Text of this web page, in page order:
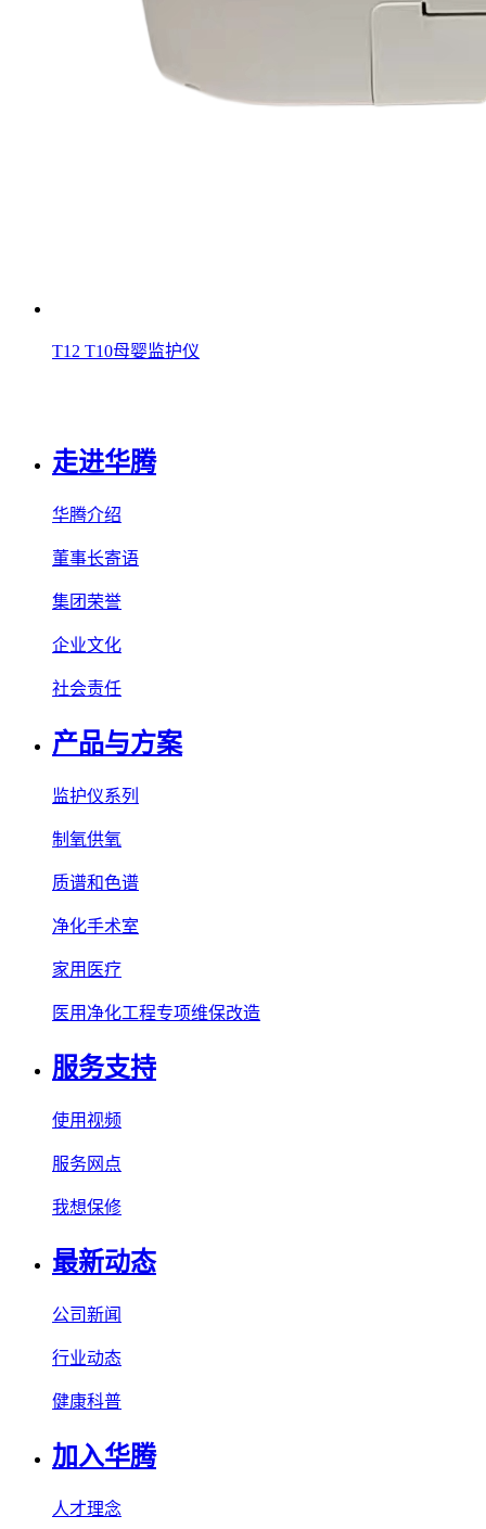
T12 T10母婴监护仪
走进华腾
华腾介绍
董事长寄语
集团荣誉
企业文化
社会责任
产品与方案
监护仪系列
制氧供氧
质谱和色谱
净化手术室
家用医疗
医用净化工程专项维保改造
服务支持
使用视频
服务网点
我想保修
最新动态
公司新闻
行业动态
健康科普
加入华腾
人才理念